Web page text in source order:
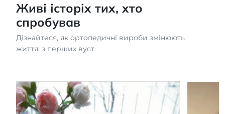
Живі історіх тих, хто
спробував
Дізнайтеся, як ортопедичні вироби змінюють
життя, з перших вуст